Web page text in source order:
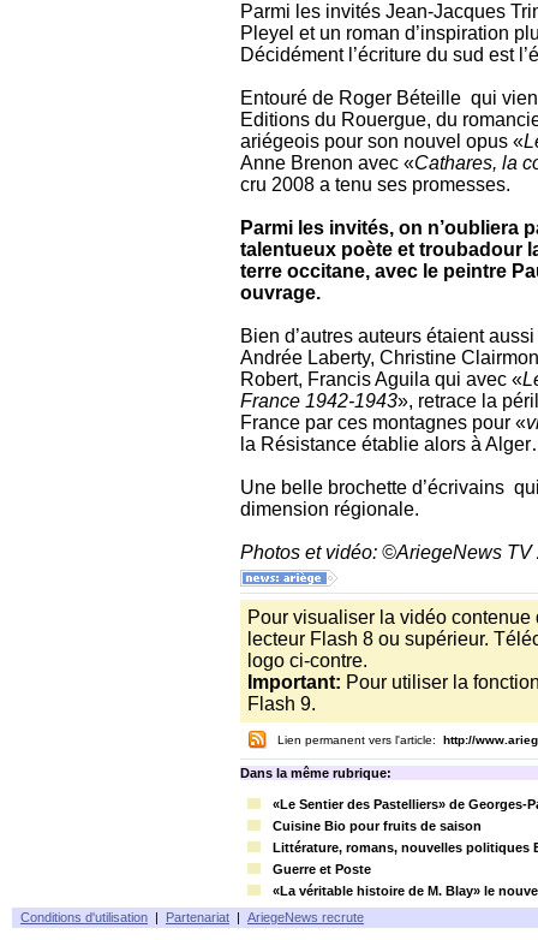
Parmi les invités Jean-Jacques
Pleyel et un roman d’inspiration
Décidément l’écriture du sud est
Entouré de Roger Béteille qui
Editions du Rouergue, du
ariégeois pour son nouvel opus «
Anne Brenon avec «Cathares, la
cru 2008 a tenu ses promesses.
Parmi les invités, on n’oubliera
talentueux poète et troubadour
terre occitane, avec le peintre
ouvrage.
Bien d’autres auteurs étaient
Andrée Laberty, Christine
Robert, Francis Aguila qui avec «
France 1942-1943», retrace la
France par ces montagnes pour «
la Résistance établie alors à
Une belle brochette d’écrivains
dimension régionale.
Photos et vidéo: ©AriegeNews TV
Pour visualiser la vidéo
lecteur Flash 8 ou supérieur.
logo ci-contre.
Important: Pour utiliser la
Flash 9.
Lien permanent vers l'article: http://
Dans la même rubrique:
«Le Sentier des Pastelliers» de
Cuisine Bio pour fruits de saison
Littérature, romans, nouvelles politiques
Guerre et Poste
«La véritable histoire de M. Blay» le
Conditions d'utilisation | Partenariat | AriegeNews recrute